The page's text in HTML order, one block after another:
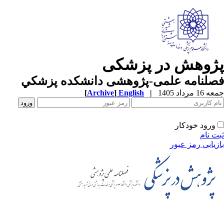
در پزشکی
علمی-پژوهشی دانشکده پزشکي
مرداد 1405 |
English
[Archive]
ورود خودکار
نام
رمز عبور